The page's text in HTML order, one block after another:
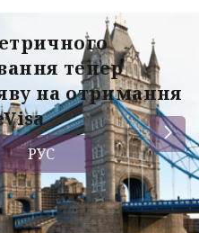
тепер
на отримання
РУС